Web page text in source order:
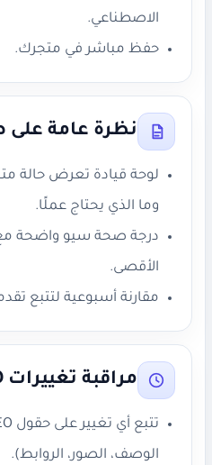
الاصطناعي.
حفظ مباشر في متجرك.
نظرة عامة
لوحة قيادة تعرض حالة
وما الذي يحتاج عملًا.
درجة صحة سيو واضحة مع
الأقصى.
مقارنة أسبوعية لتتبع
مراقبة تغييرات SEO
الوصف، الصور، الروابط).